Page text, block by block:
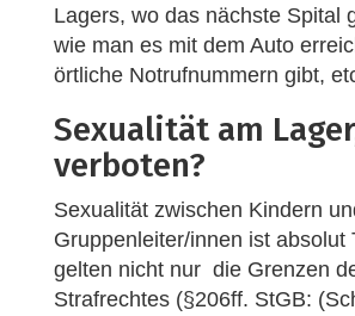
Lagers, wo das nächste Spital
wie man es mit dem Auto
örtliche Notrufnummern gibt,
Sexualität am
verboten?
Sexualität zwischen Kindern
Gruppenleiter/innen ist absolut
gelten nicht nur die Grenzen
Strafrechtes (§206ff. StGB: